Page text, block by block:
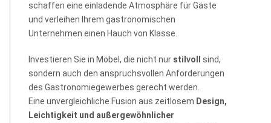
schaffen eine einladende Atmosphäre für Gäste
und verleihen Ihrem gastronomischen
Unternehmen einen Hauch von Klasse.
Investieren Sie in Möbel, die nicht nur stilvoll
sind,
sondern auch den anspruchsvollen Anforderungen
des Gastronomiegewerbes gerecht werden.
Eine unvergleichliche Fusion aus zeitlosem Design,
Leichtigkeit und außergewöhnlicher